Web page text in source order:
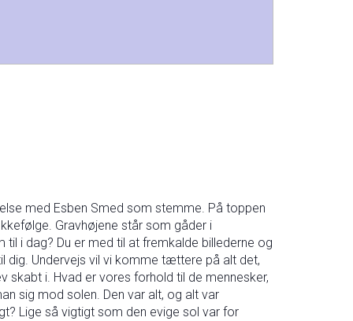
med Esben Smed som stemme. På toppen
Gravhøjene står som gåder i
i dag? Du er med til at fremkalde billederne og
dig. Undervejs vil vi komme tættere på alt det,
i. Hvad er vores forhold til de mennesker,
sig mod solen. Den var alt, og alt var
Lige så vigtigt som den evige sol var for